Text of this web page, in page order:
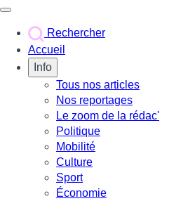
Rechercher
Accueil
Info
Tous nos articles
Nos reportages
Le zoom de la rédac'
Politique
Mobilité
Culture
Sport
Économie